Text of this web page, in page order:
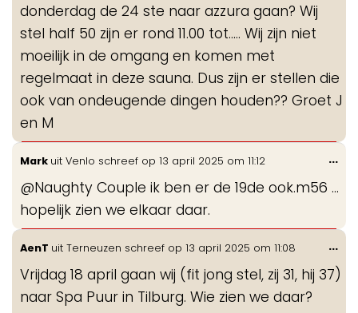
donderdag de 24 ste naar azzura gaan? Wij
stel half 50 zijn er rond 11.00 tot….. Wij zijn niet
moeilijk in de omgang en komen met
regelmaat in deze sauna. Dus zijn er stellen die
ook van ondeugende dingen houden?? Groet J
en M
Mark uit Venlo schreef op 13 april 2025 om 11:12
@Naughty Couple ik ben er de 19de ook.m56 ...
hopelijk zien we elkaar daar.
...
AenT uit Terneuzen schreef op 13 april 2025 om 11:08
Vrijdag 18 april gaan wij (fit jong stel, zij 31, hij 37)
naar Spa Puur in Tilburg. Wie zien we daar?
...